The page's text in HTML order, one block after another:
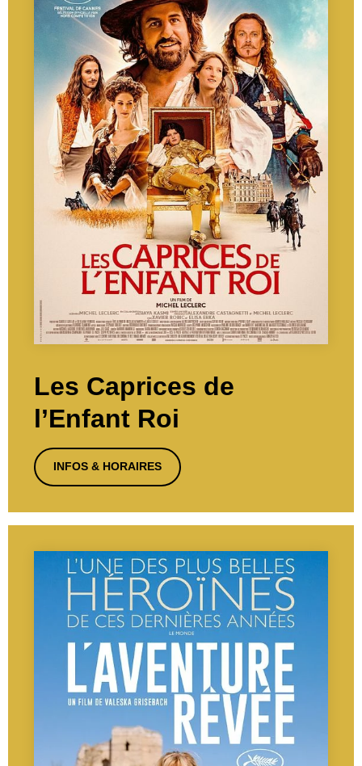
Les Caprices de
l’Enfant Roi
INFOS & HORAIRES